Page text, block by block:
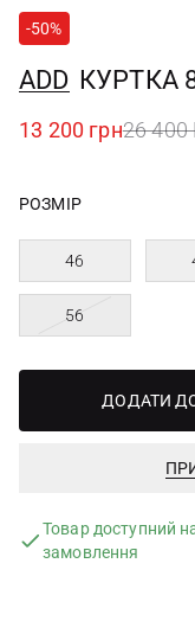
-50%
ADD КУРТКА
13 200 грн26
РОЗМІР
46
56
ДОДАТИ
Товар доступний
замовлення